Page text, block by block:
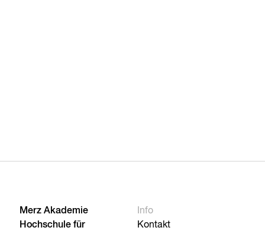
Merz Akademie
Hochschule für
Info
Kontakt